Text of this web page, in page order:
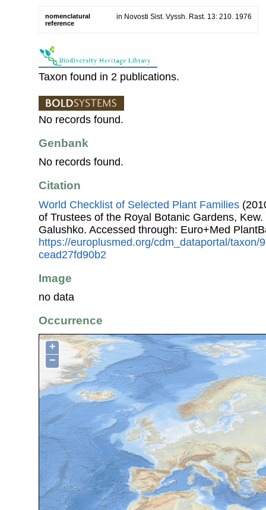
nomenclatural
reference
in Novosti Sist. Vyssh. Rast. 13: 210. 1976
Taxon found in 2 publications.
No records found.
Genbank
No records found.
Citation
World Checklist of Selected Plant Families
of Trustees of the Royal Botanic Gardens, Kew.
Galushko. Accessed through: Euro+Med
https://europlusmed.org/cdm_dataportal/taxon/
cead27fd90b2
Image
no data
Occurrence
+
−